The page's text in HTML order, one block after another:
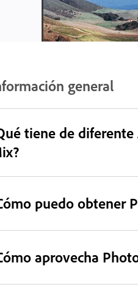
general
tiene de
puedo obtener
aprovecha